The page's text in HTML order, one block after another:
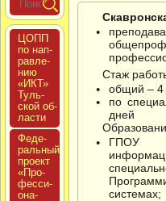
ЦОПП
по нап­
равле­
нию
«ИКТ»
Туль­
ской об­
ласти
Феде­
раль­ный
про­ект
«Про­
фес­си­
она­
Стаж
общий – 4
по
дней
ГПОУ